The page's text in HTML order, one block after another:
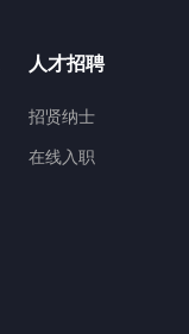
人才招聘
招贤纳士
在线入职